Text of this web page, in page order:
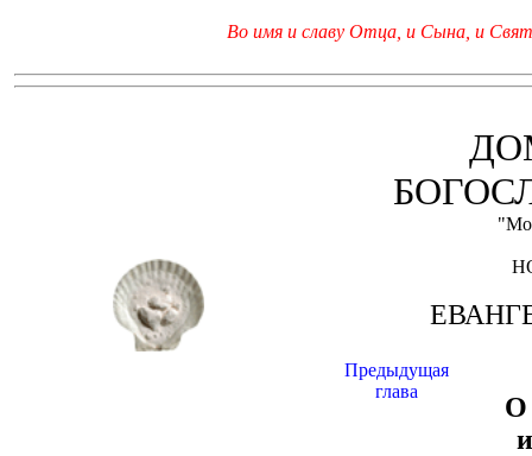
Во имя и славу Отца, и Сына, и
Предыдущая
глава
О